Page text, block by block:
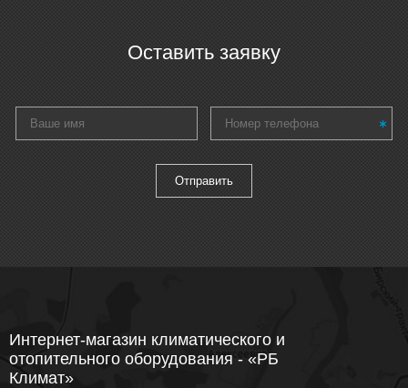
Оставить заявку
Интернет-магазин климатического и
отопительного оборудования - «РБ
Климат»